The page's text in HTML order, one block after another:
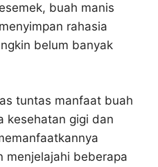
buah manis
rahasia
belum banyak
tuntas manfaat buah
kesehatan gigi dan
menjelajahi beberapa